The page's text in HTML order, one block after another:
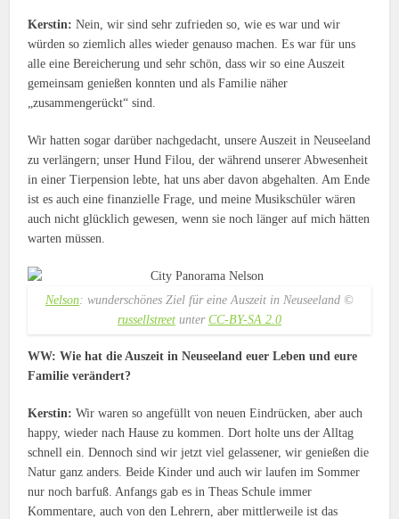
Kerstin: Nein, wir sind sehr zufrieden so, wie es war und wir
würden so ziemlich alles wieder genauso machen. Es war für uns
alle eine Bereicherung und sehr schön, dass wir so eine Auszeit
gemeinsam genießen konnten und als Familie näher
„zusammengerückt“ sind.
Wir hatten sogar darüber nachgedacht, unsere Auszeit in Neuseeland
zu verlängern; unser Hund Filou, der während unserer Abwesenheit
in einer Tierpension lebte, hat uns aber davon abgehalten. Am Ende
ist es auch eine finanzielle Frage, und meine Musikschüler wären
auch nicht glücklich gewesen, wenn sie noch länger auf mich hätten
warten müssen.
Nelson: wunderschönes Ziel für eine Auszeit in Neuseeland ©
russellstreet unter CC-BY-SA 2.0
WW: Wie hat die Auszeit in Neuseeland euer Leben und eure
Familie verändert?
Kerstin: Wir waren so angefüllt von neuen Eindrücken, aber auch
happy, wieder nach Hause zu kommen. Dort holte uns der Alltag
schnell ein. Dennoch sind wir jetzt viel gelassener, wir genießen die
Natur ganz anders. Beide Kinder und auch wir laufen im Sommer
nur noch barfuß. Anfangs gab es in Theas Schule immer
Kommentare, auch von den Lehrern, aber mittlerweile ist das